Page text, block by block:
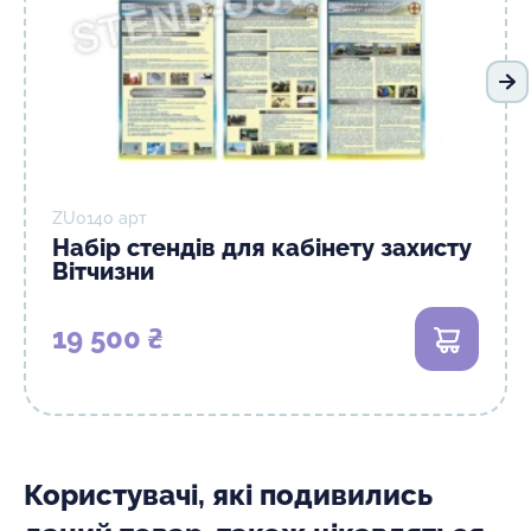
ZU0140 арт
Набір стендів для кабінету захисту
Вітчизни
19 500 ₴ В кошик
Користувачі, які подивились